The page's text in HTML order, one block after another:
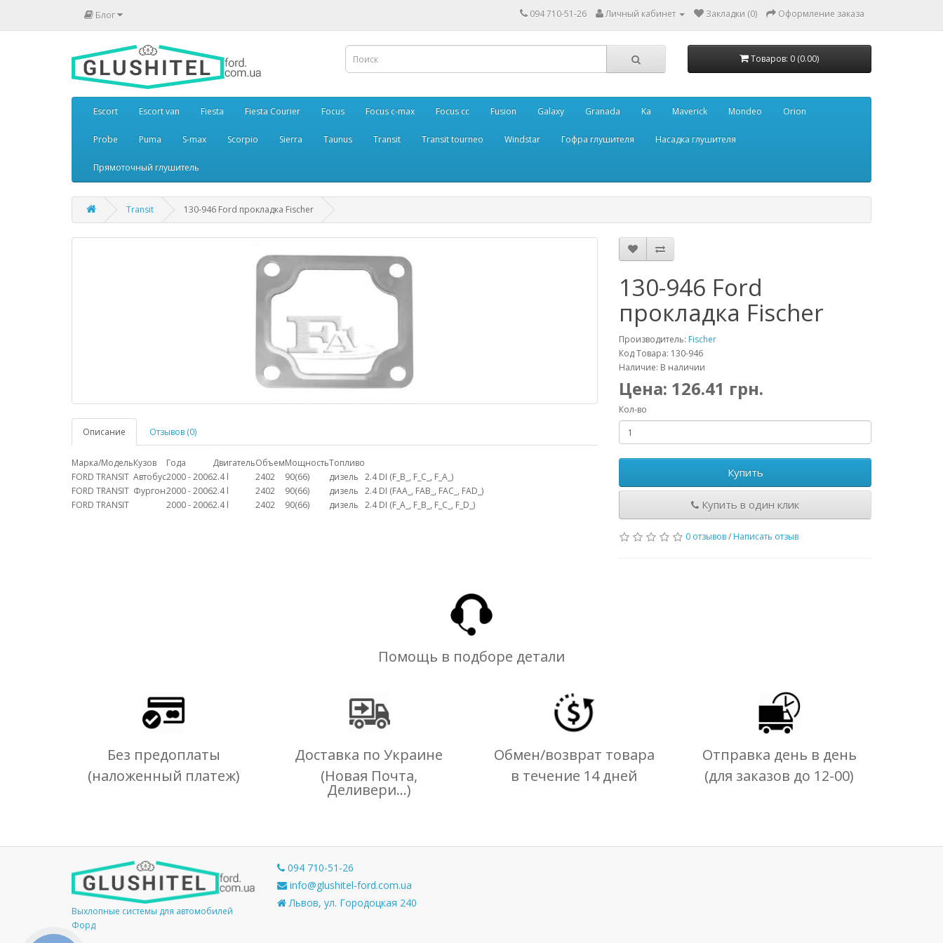
Блог 094 710-51-26 Личный кабинет Закладки (0) Оформление заказа
Товаров: 0 (0.00)
Escort Escort van Fiesta Fiesta Courier Focus Focus c-max Focus cc Fusion Galaxy Granada Ka Maverick Mondeo Orion
Probe Puma S-max Scorpio Sierra Taunus Transit Transit tourneo Windstar Гофра глушителя Насадка глушителя
Прямоточный глушитель
Transit 130-946 Ford прокладка Fischer
Описание Отзывов (0)
Марка/МодельКузов Года ДвигательОбъемМощностьТопливо
FORD TRANSIT Автобус2000 - 20062.4 l 2402 90(66) дизель 2.4 DI (F_B_, F_C_, F_A_)
FORD TRANSIT Фургон2000 - 20062.4 l 2402 90(66) дизель 2.4 DI (FAA_, FAB_, FAC_, FAD_)
FORD TRANSIT
2000 - 20062.4 l 2402 90(66) дизель 2.4 DI (F_A_, F_B_, F_C_, F_D_)
130-946 Ford
прокладка Fischer
Производитель: Fischer
Код Товара: 130-946
Наличие: В наличии
Цена: 126.41 грн.
Кол-во
Купить
Купить в один клик
0 отзывов/ Написать отзыв
Помощь в подборе детали
Без предоплаты
(наложенный платеж)
Доставка по Украине
(Новая Почта,
Деливери...)
Обмен/возврат товара
в течение 14 дней
Отправка день в день
(для заказов до 12-00)
Выхлопные системы для автомобилей
Форд
094 710-51-26
info@glushitel-ford.com.ua
Львов, ул. Городоцкая 240